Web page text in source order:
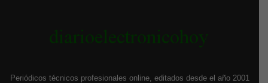
Periódicos técnicos profesionales online, editados desde el año 2001